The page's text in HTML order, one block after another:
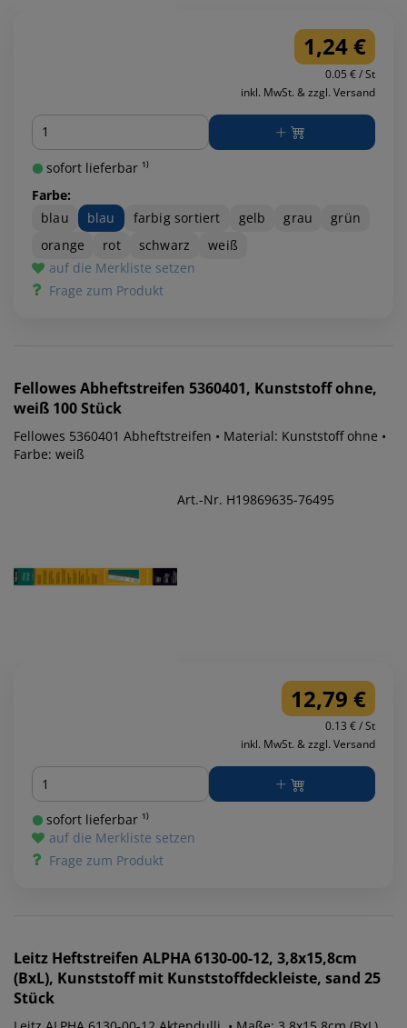
1,24 €
0.05 € / St
inkl. MwSt. & zzgl. Versand
Menge
sofort lieferbar ¹⁾
Farbe:
blau
blau farbig sortiert gelb grau
grün
orange
rot schwarz
weiß
auf die Merkliste setzen
Frage zum Produkt
FellowesAbheftstreifen 5360401, Kunststoff ohne,
weiß 100 Stück
Fellowes 5360401 Abheftstreifen • Material: Kunststoff ohne •
Farbe: weiß
Art.-Nr. H19869635-76495
12,79 €
0.13 € / St
inkl. MwSt. & zzgl. Versand
Menge
sofort lieferbar ¹⁾
auf die Merkliste setzen
Frage zum Produkt
Leitz Heftstreifen ALPHA 6130-00-12, 3,8x15,8cm
(BxL), Kunststoff mit Kunststoffdeckleiste, sand 25
Stück